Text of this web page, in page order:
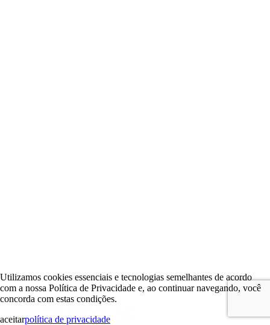
Utilizamos cookies essenciais e tecnologias semelhantes de acordo
com a nossa Política de Privacidade e, ao continuar navegando, você
concorda com estas condições.
aceitarpolítica de privacidade